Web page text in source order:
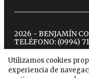
Utilizamos cookies
experiencia de
2026 - BENJAMÍN
TELÉFONO: (0994)
twitter